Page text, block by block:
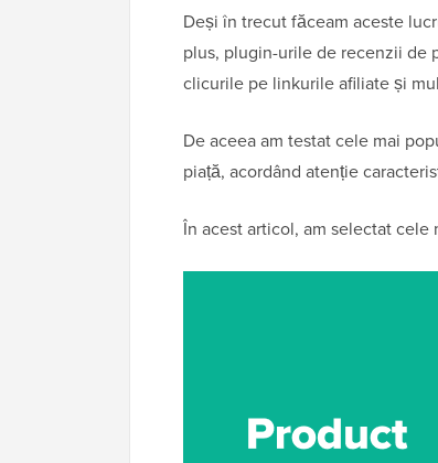
Deși în trecut făceam aceste
plus, plugin-urile de recenzii de
clicurile pe linkurile afiliate și
De aceea am testat cele mai
piață, acordând atenție
În acest articol, am selectat